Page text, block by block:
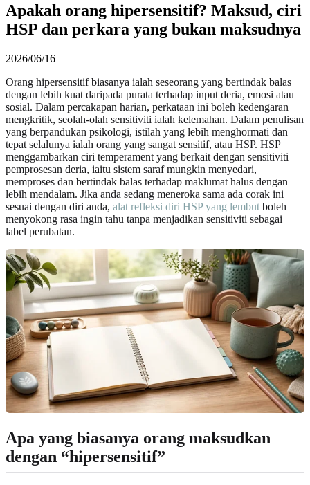
Apakah orang hipersensitif? Maksud, ciri
HSP dan perkara yang bukan maksudnya
2026/06/16
Orang hipersensitif biasanya ialah seseorang yang bertindak balas
dengan lebih kuat daripada purata terhadap input deria, emosi atau
sosial. Dalam percakapan harian, perkataan ini boleh kedengaran
mengkritik, seolah-olah sensitiviti ialah kelemahan. Dalam penulisan
yang berpandukan psikologi, istilah yang lebih menghormati dan
tepat selalunya ialah orang yang sangat sensitif, atau HSP. HSP
menggambarkan ciri temperament yang berkait dengan sensitiviti
pemprosesan deria, iaitu sistem saraf mungkin menyedari,
memproses dan bertindak balas terhadap maklumat halus dengan
lebih mendalam. Jika anda sedang meneroka sama ada corak ini
sesuai dengan diri anda, alat refleksi diri HSP yang lembut boleh
menyokong rasa ingin tahu tanpa menjadikan sensitiviti sebagai
label perubatan.
Apa yang biasanya orang maksudkan
dengan “hipersensitif”